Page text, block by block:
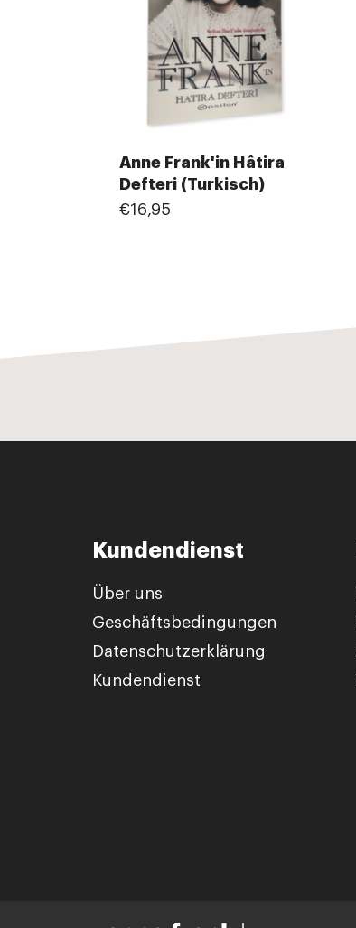
Anne Frank'in Hâtira
Defteri (Turkisch)
€16,95
Kundendienst
Über uns
Geschäftsbedingungen
Datenschutzerklärung
Kundendienst